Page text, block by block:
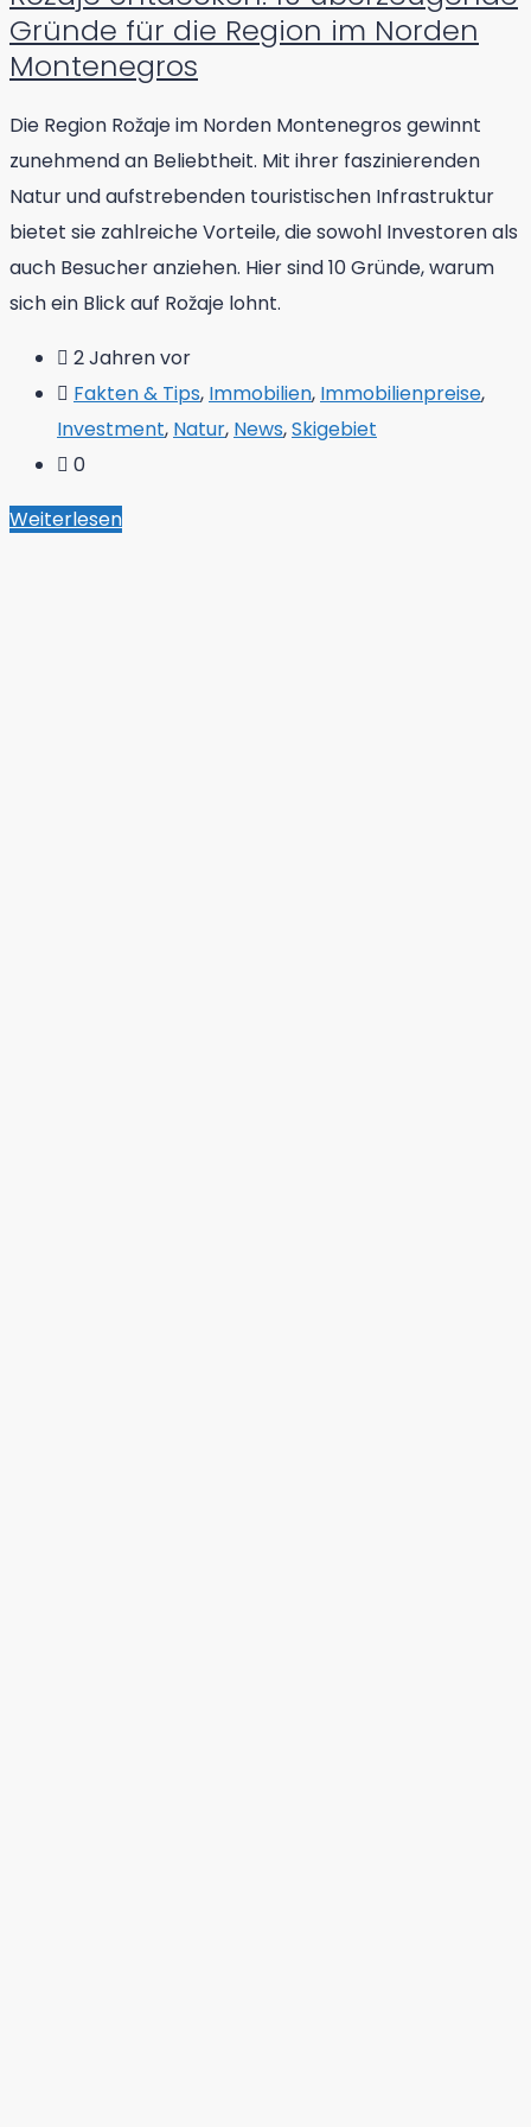
Gründe für die Region im Norden
Montenegros
Die Region Rožaje im Norden Montenegros gewinnt
zunehmend an Beliebtheit. Mit ihrer faszinierenden
Natur und aufstrebenden touristischen Infrastruktur
bietet sie zahlreiche Vorteile, die sowohl Investoren als
auch Besucher anziehen. Hier sind 10 Gründe, warum
sich ein Blick auf Rožaje lohnt.
2 Jahren vor
Fakten & Tips, Immobilien, Immobilienpreise,
Investment, Natur, News,Skigebiet
0
Weiterlesen